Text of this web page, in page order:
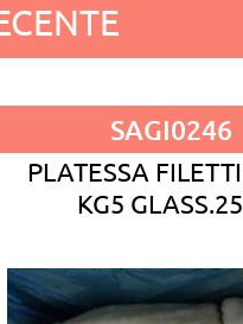
SAGI0246
PLATESSA
KG5